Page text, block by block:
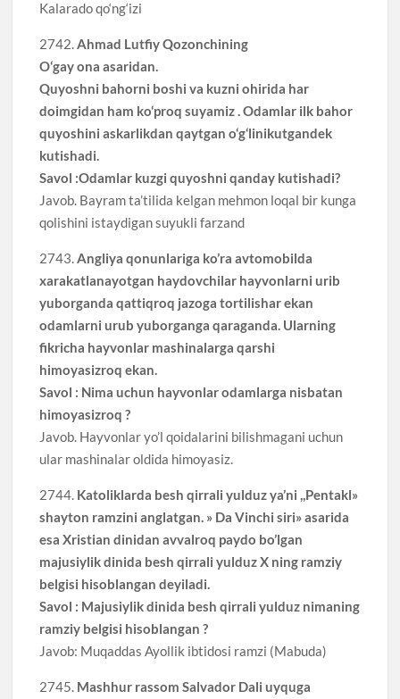
Kalarado qo‘ng‘izi
2742.Ahmad Lutfiy Qozonchining
O‘gay ona asaridan.
Quyoshni bahorni boshi va kuzni ohirida har
doimgidan ham ko‘proq suyamiz . Odamlar ilk bahor
quyoshini askarlikdan qaytgan o‘g‘linikutgandek
kutishadi.
Savol :Odamlar kuzgi quyoshni qanday kutishadi?
Javob. Bayram ta’tilida kelgan mehmon loqal bir kunga
qolishini istaydigan suyukli farzand
2743.Angliya qonunlariga ko’ra avtomobilda
xarakatlanayotgan haydovchilar hayvonlarni urib
yuborganda qattiqroq jazoga tortilishar ekan
odamlarni urub yuborganga qaraganda. Ularning
fikricha hayvonlar mashinalarga qarshi
himoyasizroq ekan.
Savol : Nima uchun hayvonlar odamlarga nisbatan
himoyasizroq ?
Javob. Hayvonlar yo’l qoidalarini bilishmagani uchun
ular mashinalar oldida himoyasiz.
2744. Katoliklarda besh qirrali yulduz ya’ni ,,Pentakl»
shayton ramzini anglatgan. » Da Vinchi siri» asarida
esa Xristian dinidan avvalroq paydo bo’lgan
majusiylik dinida besh qirrali yulduz X ning ramziy
belgisi hisoblangan deyiladi.
Savol : Majusiylik dinida besh qirrali yulduz nimaning
ramziy belgisi hisoblangan ?
Javob: Muqaddas Ayollik ibtidosi ramzi (Mabuda)
2745. Mashhur rassom Salvador Dali uyquga